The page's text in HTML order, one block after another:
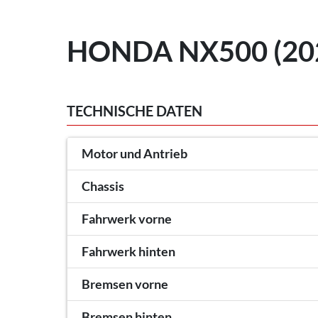
HONDA NX500
TECHNISCHE DATEN
Motor und Antrieb
Chassis
Fahrwerk vorne
Fahrwerk hinten
Bremsen vorne